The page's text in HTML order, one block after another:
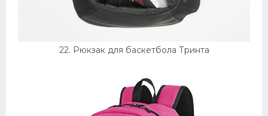
22. Рюкзак для баскетбола Тринта